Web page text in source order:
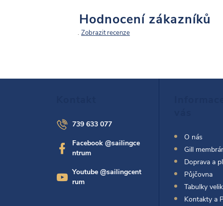
Hodnocení zákazníků
Zobrazit recenze
739 633 077
Facebook @sailingce
ntrum
Youtube @sailingcent
rum
O nás
Gill
Doprava a
Půjčovna
Tabulky
Kontakty a